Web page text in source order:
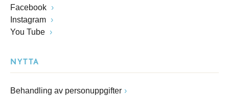
Facebook
Instagram
You Tube
NYTTA
Behandling av personuppgifter